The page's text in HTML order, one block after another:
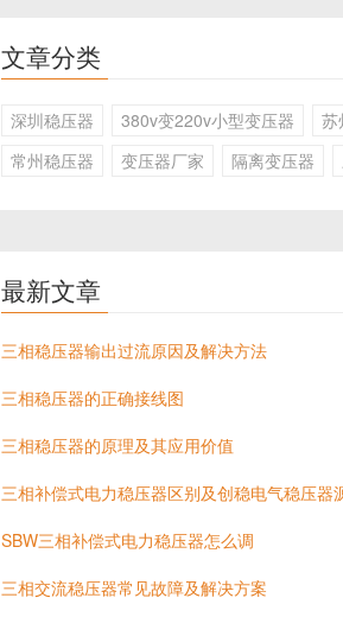
文章分类
深圳稳压器 380v变220v小型变压器
苏
常州稳压器
变压器厂家 隔离变压器
最新文章
三相稳压器输出过流原因及解决方法
三相稳压器的正确接线图
三相稳压器的原理及其应用价值
三相补偿式电力稳压器区别及创稳电气稳压器
SBW三相补偿式电力稳压器怎么调
三相交流稳压器常见故障及解决方案